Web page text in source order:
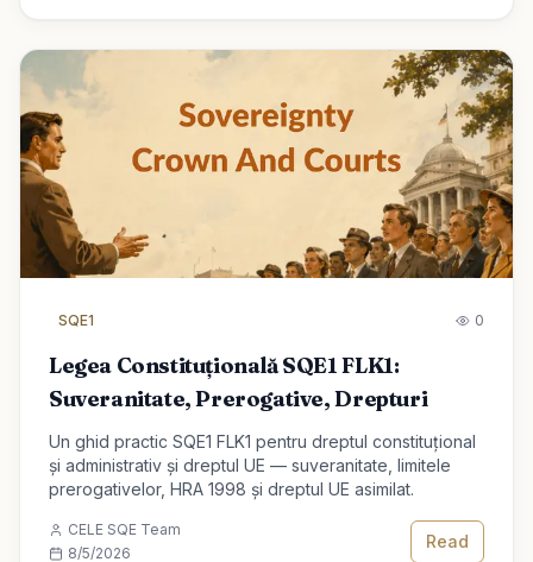
SQE1 0
Legea Constituțională SQE1 FLK1:
Suveranitate, Prerogative, Drepturi
Un ghid practic SQE1 FLK1 pentru dreptul constituțional
și administrativ și dreptul UE — suveranitate, limitele
prerogativelor, HRA 1998 și dreptul UE asimilat.
CELE SQE Team
8/5/2026
Read